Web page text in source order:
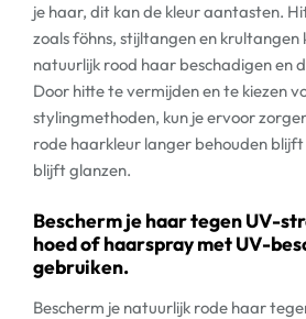
je haar, dit kan de kleur aantasten.
zoals föhns, stijltangen en krultangen
natuurlijk rood haar beschadigen en
Door hitte te vermijden en te kiezen
stylingmethoden, kun je ervoor
rode haarkleur langer behouden
blijft glanzen.
Bescherm je haar tegen UV-
hoed of haarspray met UV-
gebruiken.
Bescherm je natuurlijk rode haar